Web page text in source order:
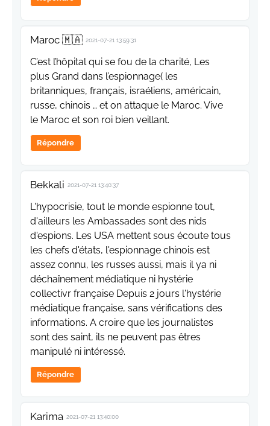
Maroc 🇲🇦 2021-07-21 13:59:31
C’est l’hôpital qui se fou de la charité, Les
plus Grand dans l’espionnage( les
britanniques, français, israéliens, américain,
russe, chinois … et on attaque le Maroc. Vive
le Maroc et son roi bien veillant.
Répondre
Bekkali 2021-07-21 13:40:37
L'hypocrisie, tout le monde espionne tout,
d'ailleurs les Ambassades sont des nids
d'espions. Les USA mettent sous écoute tous
les chefs d'états, l'espionnage chinois est
assez connu, les russes aussi, mais il ya ni
déchaînement médiatique ni hystérie
collectivr française Depuis 2 jours l'hystérie
médiatique française, sans vérifications des
informations. A croire que les journalistes
sont des saint, ils ne peuvent pas êtres
manipulé ni intéressé.
Répondre
Karima 2021-07-21 13:40:00